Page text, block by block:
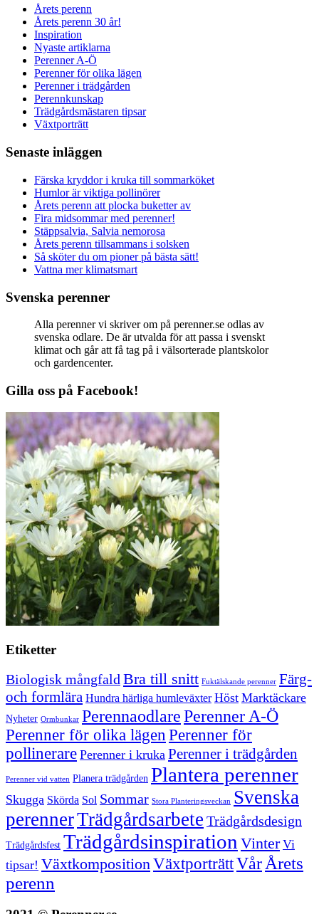
Årets perenn
Årets perenn 30 år!
Inspiration
Nyaste artiklarna
Perenner A-Ö
Perenner för olika lägen
Perenner i trädgården
Perennkunskap
Trädgårdsmästaren tipsar
Växtporträtt
Senaste inläggen
Färska kryddor i kruka till sommarköket
Humlor är viktiga pollinörer
Årets perenn att plocka buketter av
Fira midsommar med perenner!
Stäppsalvia, Salvia nemorosa
Årets perenn tillsammans i solsken
Så sköter du om pioner på bästa sätt!
Vattna mer klimatsmart
Svenska perenner
Alla perenner vi skriver om på perenner.se odlas av
svenska odlare. De är utvalda för att passa i svenskt
klimat och går att få tag på i välsorterade plantskolor
och gardencenter.
Gilla oss på Facebook!
Etiketter
Biologisk mångfaldBra till snitt Fuktälskande perenner Färg-
och formlära Hundra härliga humleväxter Höst Marktäckare
Nyheter Ormbunkar PerennaodlarePerenner A-Ö
Perenner för olika lägen Perenner för
pollinerare Perenner i kruka Perenner i trädgården
Perenner vid vatten Planera trädgården Plantera perenner
Skugga Skörda Sol Sommar Stora Planteringsveckan Svenska
perennerTrädgårdsarbete Trädgårdsdesign
Trädgårdsfest Trädgårdsinspiration Vinter Vi
tipsar! VäxtkompositionVäxtporträttVår Årets
perenn